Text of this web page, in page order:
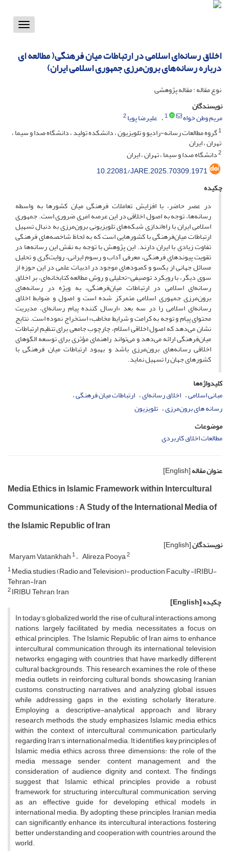
Toggle
اخلاق رسانه‌ای اسلامی در ارتباطات میان فرهنگی( مطالعه ای
درباره رسانه‌های برون‌مرزی جمهوری اسلامی ایران)
نوع مقاله : مقاله پژوهشی
نویسندگان
مریم وطن خواه
1 علیرضا پویا2
1گروه مطالعات رسانه-رادیو و تلویزیون ، دانشکده تولید ، دانشگاه صدا و سیما ،
تهران ، ایران
2دانشگاه صدا و سیما ، تهران ، ایران
10.22081/JARE.2025.70309.1971
چکیده
در عصر حاضر، با افزایش تعاملات فرهنگی میان کشورها به واسطه
رسانه‌ها، توجه به اصول اخلاقی در این عرصه امری ضروری است. جمهوری
اسلامی ایران با راه‌اندازی شبکه‌های تلویزیونی برون‌مرزی به دنبال تسهیل
ارتباطات میان‌فرهنگی با کشورهایی است که به لحاظ شاخصه‌های فرهنگی
تفاوت زیادی با ایران دارند. این پژوهش با توجه به نقش این رسانه‌ها در
تقویت پیوندهای فرهنگی، معرفی آداب و رسوم ایرانی، روایت‌گری و تحلیل
مسائل جهانی از یکسو و کمبودهای موجود در ادبیات علمی در این حوزه از
سوی دیگر، با رویکرد توصیفی-تحلیلی و روش مطالعه کتابخانه‌ای، بر اخلاق
رسانه‌ای اسلامی در ارتباطات میان‌فرهنگی، به ویژه در رسانه‌های
برون‌مرزی جمهوری اسلامی متمرکز شده است و اصول و ضوابط اخلاق
رسانه‌ای اسلامی را در سه بعدِ «ارسال کننده پیام رسانه‌ای، مدیریت
محتوای پیام و توجه به کرامت و شرایط مخاطب» استخراج نموده است. نتایج
نشان می‌دهد که اصول اخلاقی اسلام، چارچوب جامعی برای تنظیم ارتباطات
میان‌فرهنگی ارائه می‌دهد و می‌تواند راهنمای مؤثری برای توسعه الگوهای
اخلاقی رسانه‌های برون‌مرزی باشد و بهبود ارتباطات میان فرهنگی با
کشورهای جهان را تسهیل نماید.
کلیدواژه‌ها
مبانی اسلامی اخلاق رسانه‌ای ارتباطات میان فرهنگی
رسانه های برون‌مرزی تلویزیون
موضوعات
مطالعات اخلاق کاربردی
عنوان مقاله[English]
Media Ethics in Islamic Framework within Intercultural
Communications : A Study of the International Media of
the Islamic Republic of Iran
نویسندگان[English]
Maryam Vatankhah1 Alireza Pooya2
1Media studies (Radio and Television)- production Faculty -IRIBU-
Tehran-Iran
2IRIBU, Tehran, Iran
چکیده[English]
In today's globalized world, the rise of cultural interactions among
nations, largely facilitated by media, necessitates a focus on
ethical principles. The Islamic Republic of Iran aims to enhance
intercultural communication through its international television
networks, engaging with countries that have markedly different
cultural backgrounds. This research examines the role of these
media outlets in reinforcing cultural bonds, showcasing Iranian
customs, constructing narratives, and analyzing global issues
while addressing gaps in the existing scholarly literature.
Employing a descriptive-analytical approach and library
research methods, the study emphasizes Islamic media ethics
within the context of intercultural communication, particularly
regarding Iran's international media. It identifies key principles of
Islamic media ethics across three dimensions: the role of the
media message sender, content management, and the
consideration of audience dignity and context. The findings
suggest that Islamic ethical principles provide a robust
framework for structuring intercultural communication, serving
as an effective guide for developing ethical models in
international media. By adopting these principles, Iranian media
can significantly enhance its intercultural interactions, fostering
better understanding and cooperation with countries around the
world.